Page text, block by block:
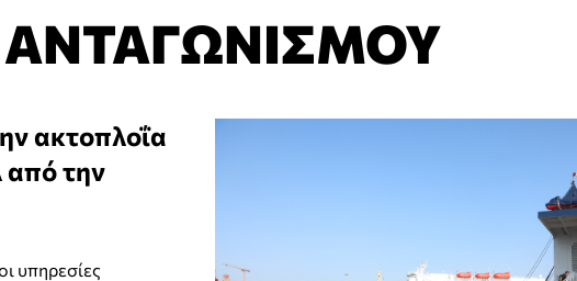
ακτοπλοΐα
από την
υπηρεσίες